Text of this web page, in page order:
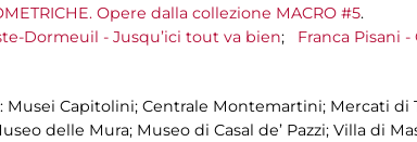
Opere dalla collezione MACRO #5.
Dormeuil - Jusqu’ici tout va bien; Franca Pisani
: Musei Capitolini; Centrale Montemartini; Mercati di
delle Mura; Museo di Casal de’ Pazzi; Villa di